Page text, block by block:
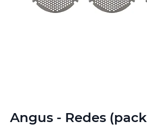
Angus - Redes
para